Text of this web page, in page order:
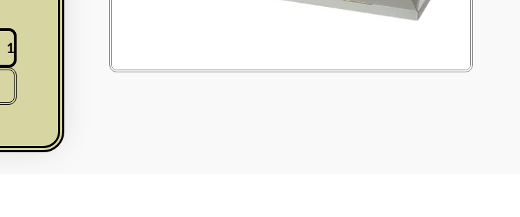
של